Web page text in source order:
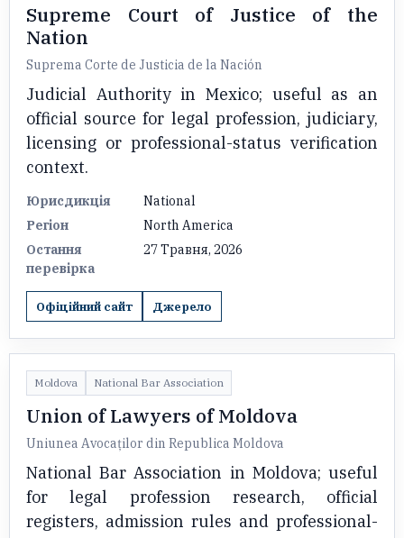
Supreme Court of Justice of the
Nation
Suprema Corte de Justicia de la Nación
Judicial Authority in Mexico; useful as an
official source for legal profession, judiciary,
licensing or professional-status verification
context.
Юрисдикція
National
Регіон
North America
Остання
перевірка
27 Травня, 2026
Офіційний сайт Джерело
Moldova National Bar Association
Union of Lawyers of Moldova
Uniunea Avocaților din Republica Moldova
National Bar Association in Moldova; useful
for legal profession research, official
registers, admission rules and professional-